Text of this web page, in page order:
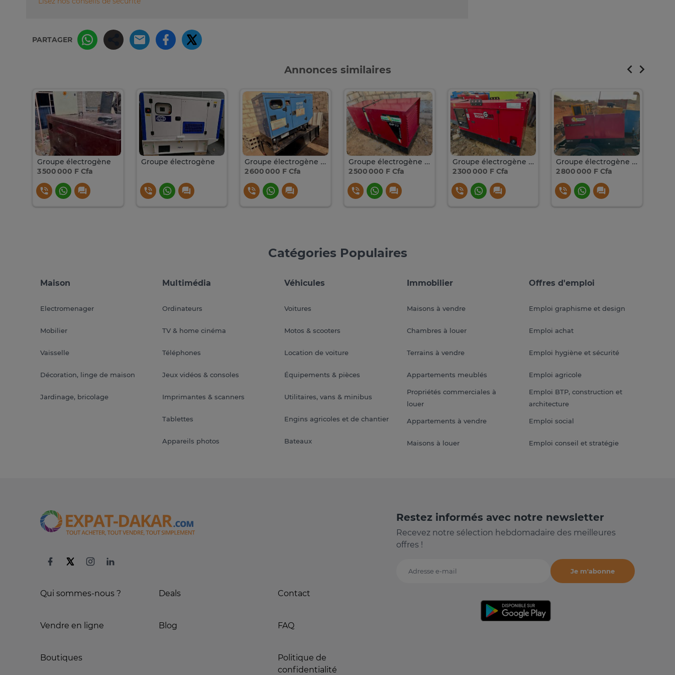
PARTAGER
Annonces similaires
Groupe électrogène
3 500 000 F Cfa
Groupe électrogène
Groupe électrogène 16kva
2 600 000 F Cfa
Groupe électrogène 22kva
2 500 000 F Cfa
Groupe électrogène 15kva
2 300 000 F Cfa
Groupe électrogène 22kva Perkins
2 800 000 F Cfa
Catégories Populaires
Maison
Electromenager
Mobilier
Vaisselle
Décoration, linge de maison
Jardinage, bricolage
Multimédia
Ordinateurs
TV & home cinéma
Téléphones
Jeux vidéos & consoles
Imprimantes & scanners
Tablettes
Appareils photos
Véhicules
Voitures
Motos & scooters
Location de voiture
Équipements & pièces
Utilitaires, vans & minibus
Engins agricoles et de chantier
Bateaux
Immobilier
Maisons à vendre
Chambres à louer
Terrains à vendre
Appartements meublés
Propriétés commerciales à
louer
Appartements à vendre
Maisons à louer
Offres d'emploi
Emploi graphisme et design
Emploi achat
Emploi hygiène et sécurité
Emploi agricole
Emploi BTP, construction et
architecture
Emploi social
Emploi conseil et stratégie
Qui sommes-nous ?
Vendre en ligne
Boutiques
Deals
Blog
Contact
FAQ
Politique de
confidentialité
Restez informés avec notre newsletter
Recevez notre sélection hebdomadaire des meilleures
offres !
Adresse e-mail
Je m'abonne